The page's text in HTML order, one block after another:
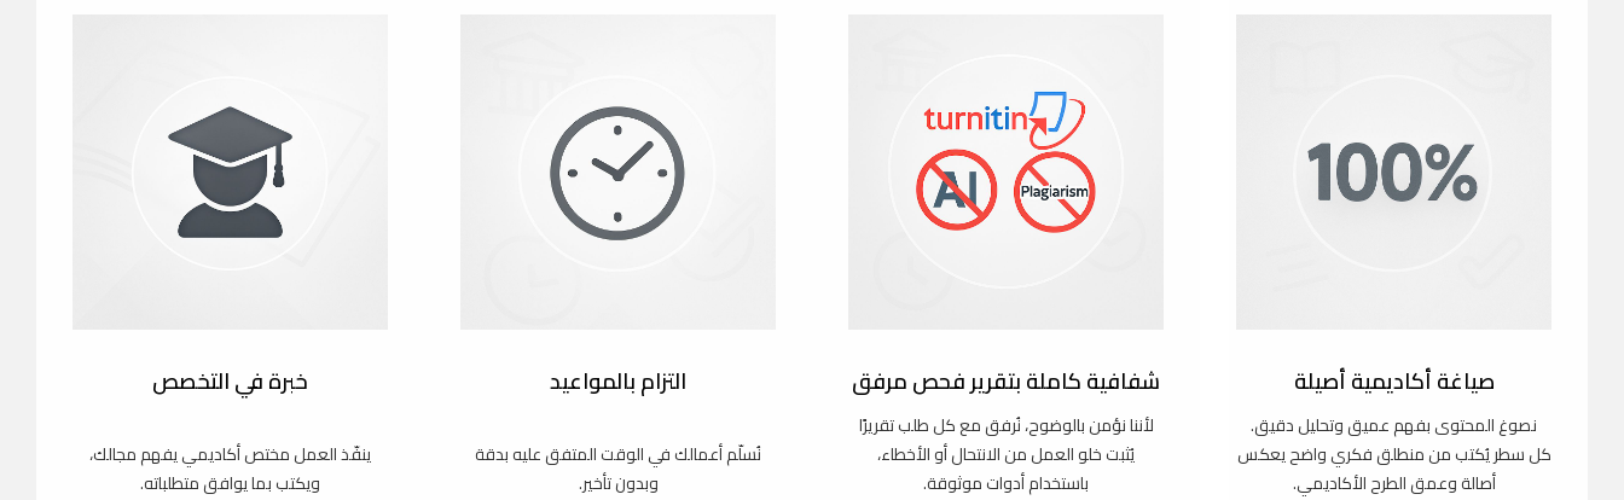
صياغة أكاديمية أصيلة
نصوغ المحتوى بفهم عميق وتحليل دقيق.
كل سطر يُكتب من منطلق فكري واضح يعكس
أصالة وعمق الطرح الأكاديمي.
شفافية كاملة بتقرير فحص مرفق
لأننا نؤمن بالوضوح، نُرفق مع كل طلب تقريرًا
يُثبت خلو العمل من الانتحال أو الأخطاء،
باستخدام أدوات موثوقة.
التزام بالمواعيد
نُسلّم أعمالك في الوقت المتفق عليه بدقة
وبدون تأخير.
خبرة في التخصص
ينفّذ العمل مختص أكاديمي يفهم مجالك،
ويكتب بما يوافق متطلباته.